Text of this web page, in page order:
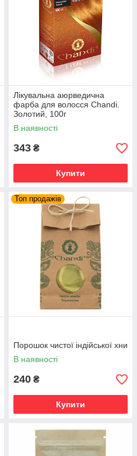
Лікувальна аюрведична
фарба для волосся Chandi.
Золотий, 100г
В наявності
343 ₴
Купити
Топ продажів
Порошок чистої індійської хни
В наявності
240 ₴
Купити